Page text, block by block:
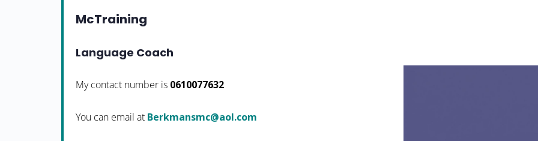
McTraining
Language Coach
My contact number is 0610077632
You can email at moc.loa@cmsnamkreB